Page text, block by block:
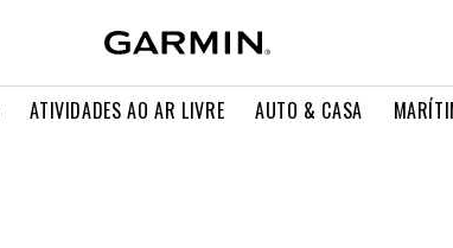
ATIVIDADES AO AR LIVRE AUTO & CASA